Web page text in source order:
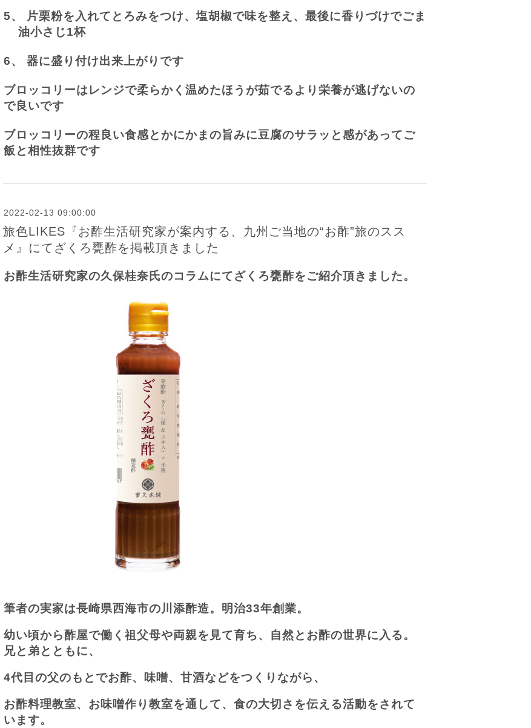
5、
片栗粉を入れてとろみをつけ、塩胡椒で味を整え、最後に香りづけでごま
油小さじ1杯
6、 器に盛り付け出来上がりです
ブロッコリーはレンジで柔らかく温めたほうが茹でるより栄養が逃げないの
で良いです
ブロッコリーの程良い食感とかにかまの旨みに豆腐のサラッと感があってご
飯と相性抜群です
2022-02-13 09:00:00
旅色LIKES『お酢生活研究家が案内する、九州ご当地の“お酢”旅のスス
メ』にてざくろ甕酢を掲載頂きました
お酢生活研究家の久保桂奈氏のコラムにてざくろ甕酢をご紹介頂きました。
筆者の実家は長崎県西海市の川添酢造。明治33年創業。
幼い頃から酢屋で働く祖父母や両親を見て育ち、自然とお酢の世界に入る。
兄と弟とともに、
4代目の父のもとでお酢、味噌、甘酒などをつくりながら、
お酢料理教室、お味噌作り教室を通して、食の大切さを伝える活動をされて
います。